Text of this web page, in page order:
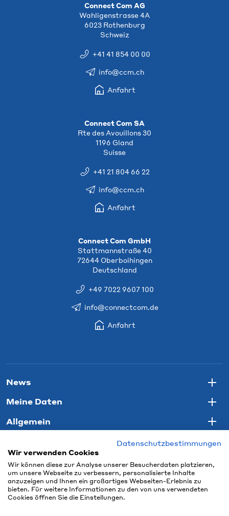
Connect Com AG
Wahligenstrasse 4A
6023 Rothenburg
Schweiz
+41 41 854 00 00
info@ccm.ch
Anfahrt
Connect Com SA
Rte des Avouillons 30
1196 Gland
Suisse
+41 21 804 66 22
info@ccm.ch
Anfahrt
Connect Com GmbH
Stattmannstraße 40
72644 Oberboihingen
Deutschland
+49 7022 9607 100
info@connectcom.de
Anfahrt
News
Meine Daten
Allgemein
Datenschutzbestimmungen
Wir verwenden Cookies
Wir können diese zur Analyse unserer Besucherdaten platzieren,
um unsere Webseite zu verbessern, personalisierte Inhalte
anzuzeigen und Ihnen ein großartiges Webseiten-Erlebnis zu
bieten. Für weitere Informationen zu den von uns verwendeten
Cookies öffnen Sie die Einstellungen.